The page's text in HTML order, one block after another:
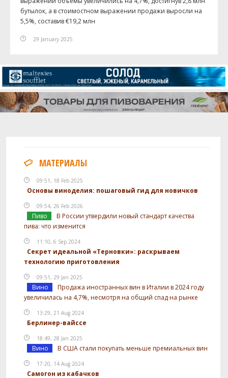
бутылок, а в стоимостном выражении продажи выросли на
5,5%, составив €19,2 млн
29 January 2025
МАТЕРИАЛЫ
09:51, 18 Feb 2025
Основы виноделия: пошаговый гид для новичков
09:54, 26 Feb 2026
Пиво
В России утвердили новый стандарт качества
пива: что изменится
11:10, 6 Sep 2024
Секрет идеальной «Терновки»: раскрываем
технологию приготовления
09:51, 29 Jan 2025
Вино
Продажа иностранных вин в Италии в 2024 году
увеличилась на 4,7%, несмотря на общий спад на рынке
13:29, 21 Aug 2024
Берлинер-вайссе
18:49, 28 Jan 2025
Вино В США стали покупать меньше премиальных вин
17:20, 14 Aug 2024
Самогон из кабачков